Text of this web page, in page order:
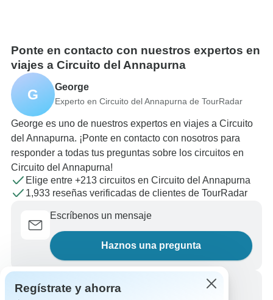
Ponte en contacto con nuestros expertos en
viajes a Circuito del Annapurna
G George
Experto en Circuito del Annapurna de TourRadar
George es uno de nuestros expertos en viajes a Circuito
del Annapurna. ¡Ponte en contacto con nosotros para
responder a todas tus preguntas sobre los circuitos en
Circuito del Annapurna!
Elige entre +213 circuitos en Circuito del Annapurna
1,933 reseñas verificadas de clientes de TourRadar
Escríbenos un mensaje
Haznos una pregunta
Llámanos
Regístrate y ahorra